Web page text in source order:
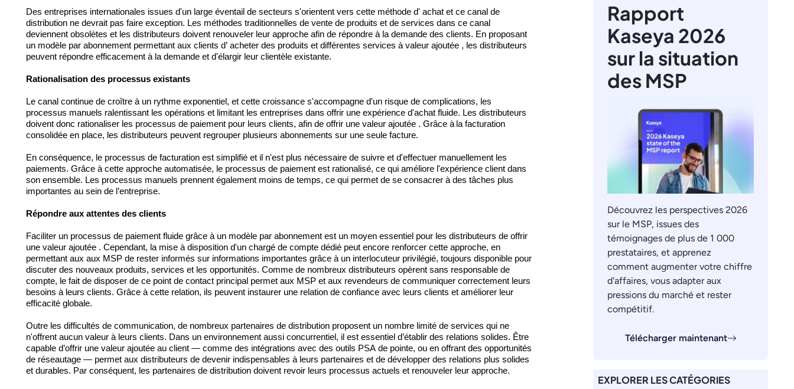
Des entreprises internationales issues d'un large éventail de secteurs s'orientent vers cette méthode d' achat et ce canal de
distribution ne devrait pas faire exception. Les méthodes traditionnelles de vente de produits et de services dans ce canal
deviennent obsolètes et les distributeurs doivent renouveler leur approche afin de répondre à la demande des clients. En proposant
un modèle par abonnement permettant aux clients d’ acheter des produits et différentes services à valeur ajoutée
peuvent répondre efficacement à la demande et d'élargir leur clientèle existante.
Rationalisation des processus existants
Le canal continue de croître à un rythme exponentiel, et cette croissance s'accompagne d'un risque de complications, les
processus manuels ralentissant les opérations et limitant les entreprises dans offrir une expérience d'achat fluide. Les distributeurs
doivent donc rationaliser les processus de paiement pour leurs clients, afin de offrir une valeur ajoutée . Grâce à la facturation
consolidée en place, les distributeurs peuvent regrouper plusieurs abonnements sur une seule facture.
En conséquence, le processus de facturation est simplifié et il n'est plus nécessaire de suivre et d'effectuer manuellement les
paiements. Grâce à cette approche automatisée, le processus de paiement est rationalisé, ce qui améliore l'expérience client dans
son ensemble. Les processus manuels prennent également moins de temps, ce qui permet de se consacrer à des tâches plus
importantes au sein de l’entreprise.
Répondre aux attentes des clients
Faciliter un processus de paiement fluide grâce à un modèle par abonnement est un moyen essentiel pour les distributeurs de offrir
une valeur ajoutée . Cependant, la mise à disposition d'un chargé de compte dédié peut encore renforcer cette approche, en
permettant aux aux MSP de rester informés sur informations importantes grâce à un interlocuteur privilégié, toujours disponible pour
discuter des nouveaux produits, services et les opportunités. Comme de nombreux distributeurs opèrent sans responsable de
compte, le fait de disposer de ce point de contact principal permet aux MSP et aux revendeurs de communiquer correctement leurs
besoins à leurs clients. Grâce à cette relation, ils peuvent instaurer une relation de confiance avec leurs clients et améliorer leur
efficacité globale.
Outre les difficultés de communication, de nombreux partenaires de distribution proposent un nombre limité de services qui ne
n'offrent aucun valeur à leurs clients. Dans un environnement aussi concurrentiel, il est essentiel d’établir des relations solides. Être
capable d’offrir une valeur ajoutée au client — comme des intégrations avec des outils PSA de pointe, ou en offrant des opportunités
de réseautage — permet aux distributeurs de devenir indispensables à leurs partenaires et de développer des relations plus solides
et durables. Par conséquent, les partenaires de distribution doivent revoir leurs processus actuels et renouveler leur approche.
Rapport
Kaseya 2026
sur la situation
des MSP
Découvrez les perspectives 2026
sur le MSP, issues des
témoignages de plus de 1 000
prestataires, et apprenez
comment augmenter votre chiffre
d'affaires, vous adapter aux
pressions du marché et rester
compétitif.
Télécharger maintenant
EXPLORER LES CATÉGORIES